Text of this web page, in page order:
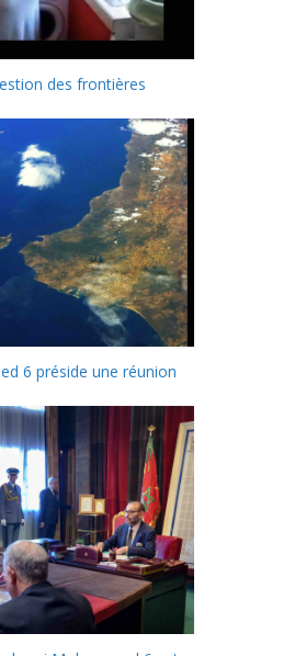
des frontières
6 préside une réunion